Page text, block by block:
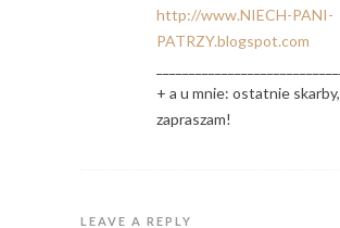
http://www.NIECH-PANI-
PATRZY.blogspot.com
+ a u mnie: ostatnie skarby,
zapraszam!
LEAVE A REPLY